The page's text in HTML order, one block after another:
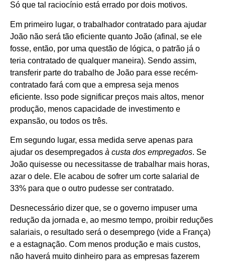
Só que tal raciocínio está errado por dois motivos.
Em primeiro lugar, o trabalhador contratado para ajudar
João não será tão eficiente quanto João (afinal, se ele
fosse, então, por uma questão de lógica, o patrão já o
teria contratado de qualquer maneira). Sendo assim,
transferir parte do trabalho de João para esse recém-
contratado fará com que a empresa seja menos
eficiente. Isso pode significar preços mais altos, menor
produção, menos capacidade de investimento e
expansão, ou todos os três.
Em segundo lugar, essa medida serve apenas para
ajudar os desempregados à custa dos empregados. Se
João quisesse ou necessitasse de trabalhar mais horas,
azar o dele. Ele acabou de sofrer um corte salarial de
33% para que o outro pudesse ser contratado.
Desnecessário dizer que, se o governo impuser uma
redução da jornada e, ao mesmo tempo, proibir reduções
salariais, o resultado será o desemprego (vide a França)
e a estagnação. Com menos produção e mais custos,
não haverá muito dinheiro para as empresas fazerem